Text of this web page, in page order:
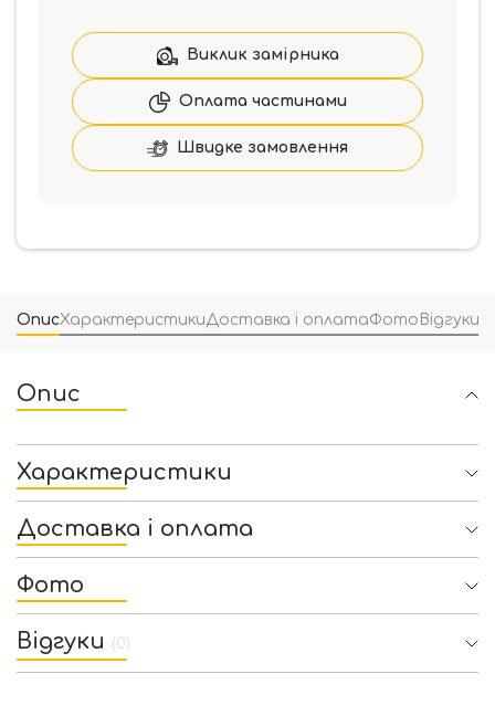
RDA
Insert,
хром
(58656)
Виклик замірника
Оплата частинами
Швидке замовлення
ОписХарактеристикиДоставка і оплатаФото Відгуки
Опис
Характеристики
Доставка і оплата
Фото
Відгуки (0)